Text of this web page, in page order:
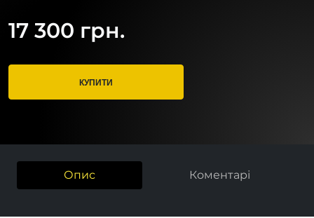
17 300 грн.
КУПИТИ
Опис Коментарі